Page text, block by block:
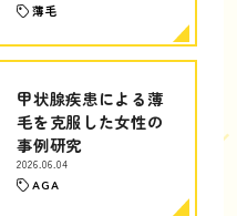
薄毛
甲状腺疾患による薄
毛を克服した女性の
事例研究
2026.06.04
AGA